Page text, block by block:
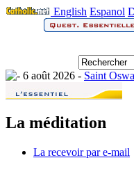
English Espanol
6 août 2026 - Saint
La méditation
La recevoir par e-mail